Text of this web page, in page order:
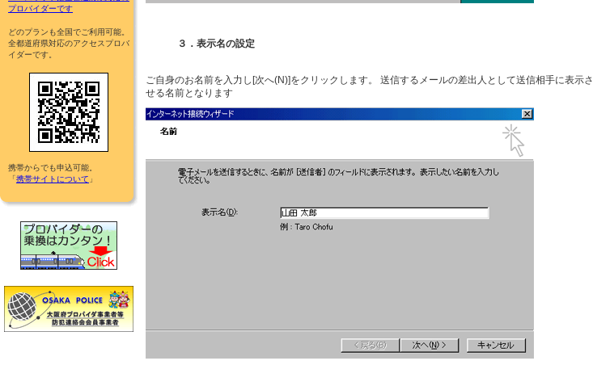
３．表示名の設定
ご自身のお名前を入力し[次へ(N)]をクリックします。 送信するメールの差出人として送信相手に表示さ
せる名前となります
プロバイダーです
どのプランも全国でご利用可能。
全都道府県対応のアクセスプロバ
イダーです。
携帯からでも申込可能。
「携帯サイトについて 」